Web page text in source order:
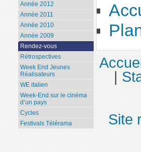
Année 2012
Année 2011
Année 2010
Année 2009
Rendez-vous
Rétrospectives
Week End Jeunes
Réalisateurs
WE italien
Week-End sur le cinéma
d’un pays
Cycles
Festivals Télérama
|
Site